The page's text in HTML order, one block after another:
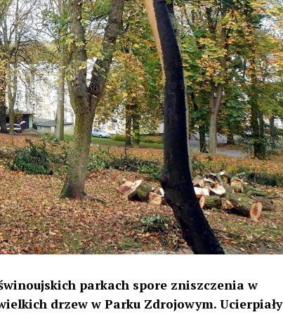
parkach spore zniszczenia w
drzew w Parku Zdrojowym. Ucierpiały